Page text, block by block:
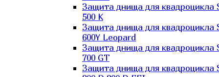
Защита днища для квадроцикла
500 K
Защита днища для квадроцикла
600Y Leopard
Защита днища для квадроцикла
700 GT
Защита днища для квадроцикла